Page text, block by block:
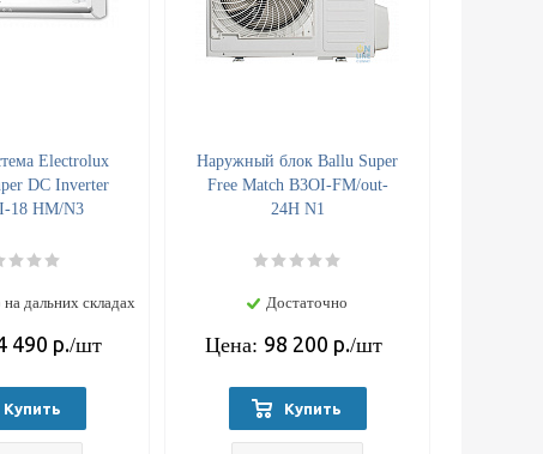
Electrolux
DC Inverter
18 HM/N3
дальних складах
490 р./шт
Купить
Наружный блок Ballu Super
Free Match B3OI-FM/out-
24H N1
Достаточно
Цена: 98 200 р./шт
Купить